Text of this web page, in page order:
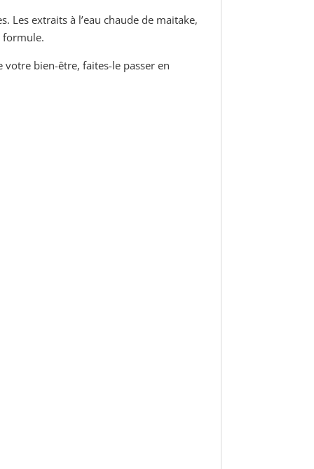
extraits à l’eau chaude de maitake,
formule.
bien-être, faites-le passer en